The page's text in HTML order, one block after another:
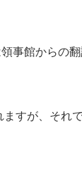
事館からの翻
すが、それ